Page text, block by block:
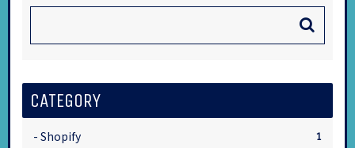
CATEGORY
Shopify 1